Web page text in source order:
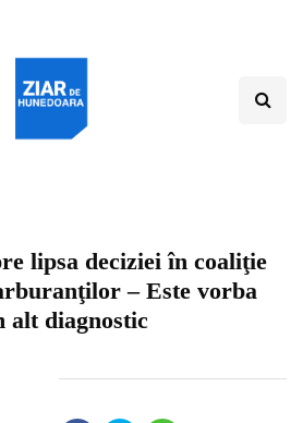
lipsa deciziei în coaliţie
– Este vorba
alt diagnostic